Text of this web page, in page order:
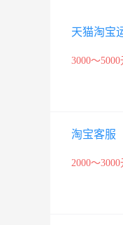
天猫淘宝
3000～5000
淘宝客服
2000～3000